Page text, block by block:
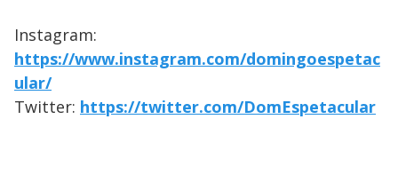
Instagram:
https://www.instagram.com/domingoespetac
ular/
Twitter: https://twitter.com/DomEspetacular